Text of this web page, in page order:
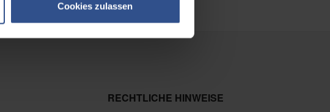
Cookies zulassen
RECHTLICHE HINWEISE